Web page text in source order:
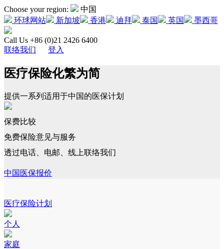
Choose your region:
中国
环球网站
新加坡 香港 迪拜 泰国 英国 墨西哥
Call Us +86 (0)21 2426 6400
联络我们
登入
医疗保险化繁为简
提供一系列适用于中国的医保计划
保费比较
免费保险意见与服务
透过电话、电邮、线上联络我们
中国医保报价
医疗保险计划
个人
家庭